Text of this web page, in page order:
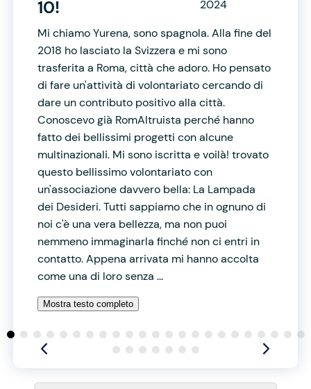
10!
2024
Mi chiamo Yurena, sono spagnola. Alla fine del
2018 ho lasciato la Svizzera e mi sono
trasferita a Roma, città che adoro. Ho pensato
di fare un'attività di volontariato cercando di
dare un contributo positivo alla città.
Conoscevo già RomAltruista perché hanno
fatto dei bellissimi progetti con alcune
multinazionali. Mi sono iscritta e voilà! trovato
questo bellissimo volontariato con
un'associazione davvero bella: La Lampada
dei Desideri. Tutti sappiamo che in ognuno di
noi c'è una vera bellezza, ma non puoi
nemmeno immaginarla finché non ci entri in
contatto. Appena arrivata mi hanno accolta
come una di loro senza ...
Mostra testo completo